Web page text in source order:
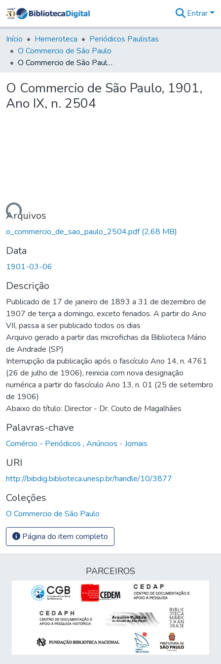
&
Coleções
Tudo na
Biblioteca
Estatísticas
Entrar
Início Hemeroteca
Periódicos Paulistas
O Commercio de São Paulo
O Commercio de São Paulo, 1901, Ano IX, n. 2504
O Commercio de São Paulo, 1901,
Ano IX, n. 2504
Arquivos
o_commercio_de_sao_paulo_2504.pdf(2,68 MB)
Data
1901-03-06
Descrição
Publicado de 17 de janeiro de 1893 a 31 de dezembro de
1907 de terça a domingo, exceto feriados. A partir do Ano
VII, passa a ser publicado todos os dias
Arquivo gerado a partir das microfichas da Biblioteca Mário
de Andrade (SP)
Interrupção da publicação após o fascículo Ano 14, n. 4761
(26 de julho de 1906), reinicia com nova designação
numérica a partir do fascículo Ano 13, n. 01 (25 de setembro
de 1906)
Abaixo do título: Director - Dr. Couto de Magalhães
Palavras-chave
Comércio - Periódicos , Anúncios - Jornais
URI
http://bibdig.biblioteca.unesp.br/handle/10/3877
Coleções
O Commercio de São Paulo
Página do item completo
PARCEIROS